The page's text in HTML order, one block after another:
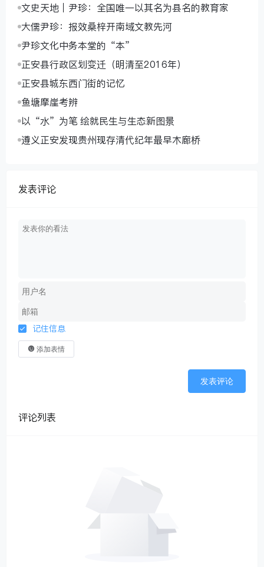
文史天地｜尹珍：全国唯一以其名为县名的教育家
大儒尹珍：报效桑梓开南域文教先河
尹珍文化中务本堂的“本”
正安县行政区划变迁（明清至2016年）
正安县城东西门街的记忆
鱼塘摩崖考辨
以“水”为笔 绘就民生与生态新图景
遵义正安发现贵州现存清代纪年最早木廊桥
发表评论
记住信息
添加表情
发表评论
评论列表